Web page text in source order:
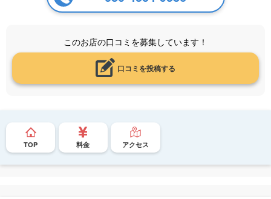
このお店の口コミを募集しています！
口コミを投稿する
TOP 料金 アクセス